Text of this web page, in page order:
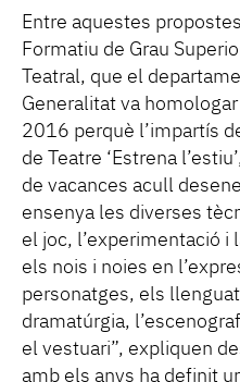
Entre aquestes
Formatiu de Grau
Teatral, que el
Generalitat va
2016 perquè l’impartís
de Teatre ‘Estrena
de vacances acull
ensenya les diverses
el joc, l’experimentació i
els nois i noies en
personatges, els
dramatúrgia,
el vestuari”, expliquen
amb els anys ha definit